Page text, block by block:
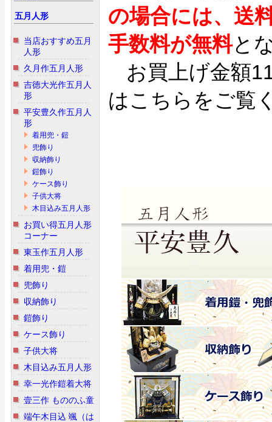
五月人形
当店おすすめ五月
人形
久月作五月人形
吉徳大光作五月人
形
平安豊久作五月人
形
着用兜・鎧
兜飾り
収納飾り
鎧飾り
ケース飾り
子供大将
木目込み五月人形
お買い得五月人形
コーナー
東玉作五月人形
着用兜・鎧
兜飾り
収納飾り
鎧飾り
ケース飾り
子供大将
木目込み五月人形
幸一光作鎧着大将
壹三作 もののふ童
端午木目込 颯（は
の場合には、送
手数料が無料と
お買上げ金額
はこちらをご覧